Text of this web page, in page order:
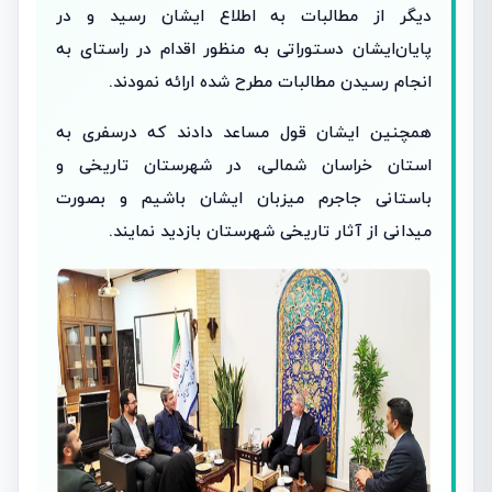
دیگر از مطالبات به اطلاع ایشان رسید و در
پایان‌ایشان دستوراتی به منظور اقدام در راستای به
انجام رسیدن مطالبات مطرح شده ارائه نمودند.
همچنین ایشان قول مساعد دادند که در‌سفری به
استان خراسان شمالی، در شهرستان تاریخی و
باستانی جاجرم میزبان ایشان باشیم و بصورت
میدانی از آثار تاریخی شهرستان بازدید نمایند.